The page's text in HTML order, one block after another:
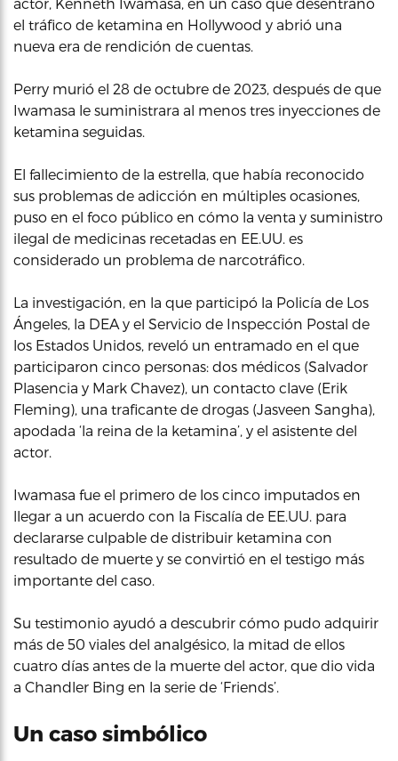
el tráfico de ketamina en Hollywood y abrió una
nueva era de rendición de cuentas.
Perry murió el 28 de octubre de 2023, después de que
Iwamasa le suministrara al menos tres inyecciones de
ketamina seguidas.
El fallecimiento de la estrella, que había reconocido
sus problemas de adicción en múltiples ocasiones,
puso en el foco público en cómo la venta y suministro
ilegal de medicinas recetadas en EE.UU. es
considerado un problema de narcotráfico.
La investigación, en la que participó la Policía de Los
Ángeles, la DEA y el Servicio de Inspección Postal de
los Estados Unidos, reveló un entramado en el que
participaron cinco personas: dos médicos (Salvador
Plasencia y Mark Chavez), un contacto clave (Erik
Fleming), una traficante de drogas (Jasveen Sangha),
apodada ‘la reina de la ketamina’, y el asistente del
actor.
Iwamasa fue el primero de los cinco imputados en
llegar a un acuerdo con la Fiscalía de EE.UU. para
declararse culpable de distribuir ketamina con
resultado de muerte y se convirtió en el testigo más
importante del caso.
Su testimonio ayudó a descubrir cómo pudo adquirir
más de 50 viales del analgésico, la mitad de ellos
cuatro días antes de la muerte del actor, que dio vida
a Chandler Bing en la serie de ‘Friends’.
Un caso simbólico